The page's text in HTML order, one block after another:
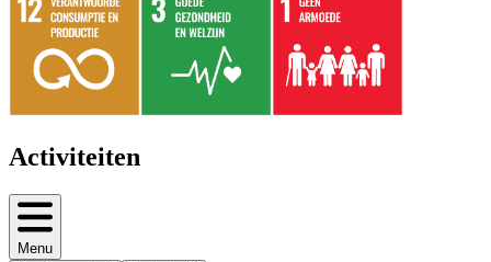
Activiteiten
Menu